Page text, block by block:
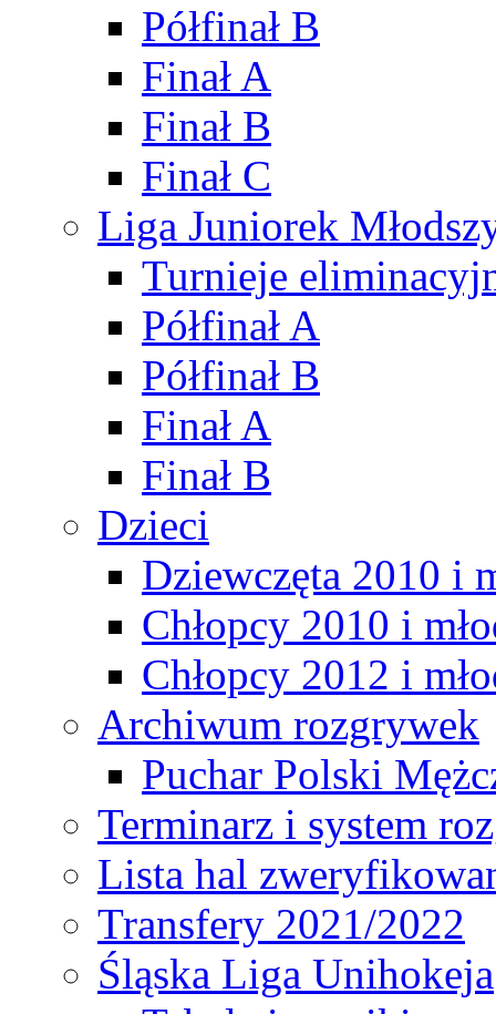
Półfinał B
Finał A
Finał B
Finał C
Liga Juniorek
Turnieje
Półfinał A
Półfinał B
Finał A
Finał B
Dzieci
Dziewczęta 2010 i
Chłopcy 2010 i
Chłopcy 2012 i
Archiwum rozgrywek
Puchar Polski
Terminarz i system
Lista hal
Transfery 2021/2022
Śląska Liga Unihokeja